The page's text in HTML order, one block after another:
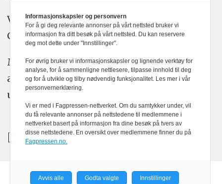
Vi bruker KI-verktøy som ChatGPT,
Claude, og Gemini i journalistikken vår.
Medier24s redaksjon har alltid det fulle
ansvar for publisert innhold, med eller
uten bruk av kunstig intelligens.
Informasjonskapsler og personvern
For å gi deg relevante annonser på vårt nettsted bruker vi
informasjon fra ditt besøk på vårt nettsted. Du kan reservere
deg mot dette under "Innstillinger".
For øvrig bruker vi informasjonskapsler og lignende verktøy for
analyse, for å sammenligne nettlesere, tilpasse innhold til deg
og for å utvikle og tilby nødvendig funksjonalitet. Les mer i vår
personvernerklæring.
Vi er med i Fagpressen-nettverket. Om du samtykker under, vil
du få relevante annonser på nettstedene til medlemmene i
nettverket basert på informasjon fra dine besøk på tvers av
disse nettstedene. En oversikt over medlemmene finner du på
Fagpressen.no.
Avvis alle Godta valgte Innstillinger